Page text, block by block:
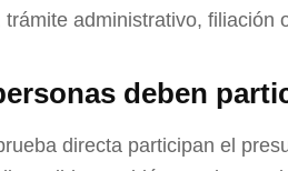
trámite administrativo, filiación
deben
directa participan el